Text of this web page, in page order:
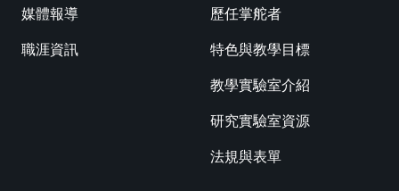
媒體報導
職涯資訊
歷任掌舵者
特色與教學目標
教學實驗室介紹
研究實驗室資源
法規與表單